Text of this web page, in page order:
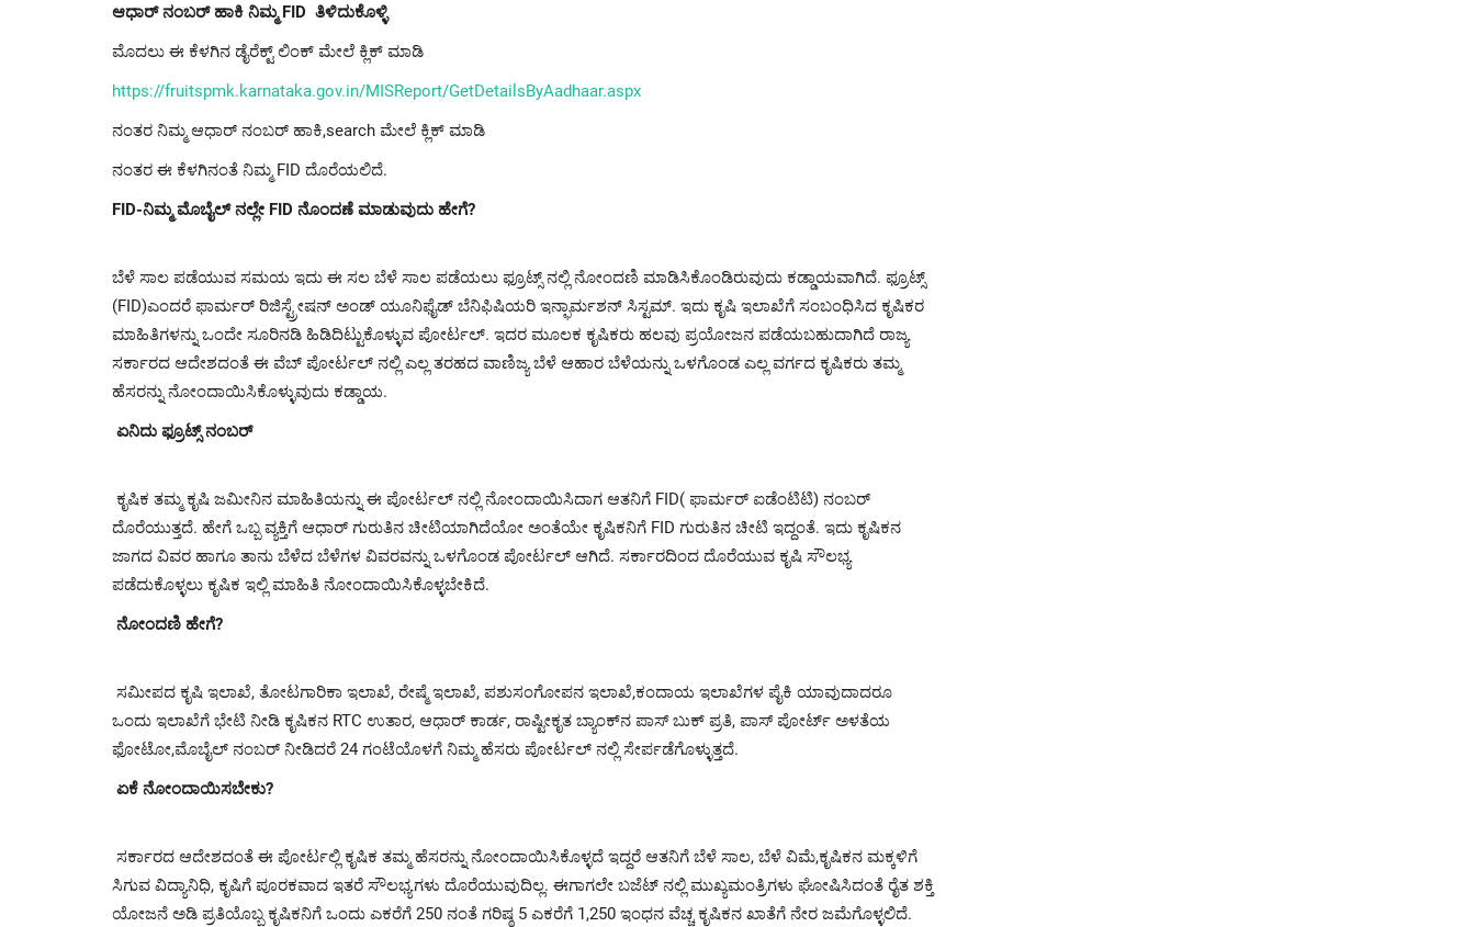
ಆಧಾರ್ ನಂಬರ್ ಹಾಕಿ ನಿಮ್ಮ FID ತಿಳಿದುಕೊಳ್ಳಿ
ಮೊದಲು ಈ ಕೆಳಗಿನ ಡೈರೆಕ್ಟ್ ಲಿಂಕ್ ಮೇಲೆ ಕ್ಲಿಕ್ ಮಾಡಿ
https://fruitspmk.karnataka.gov.in/MISReport/GetDetailsByAadhaar.aspx
ನಂತರ ನಿಮ್ಮ ಆಧಾರ್ ನಂಬರ್ ಹಾಕಿ,search ಮೇಲೆ ಕ್ಲಿಕ್ ಮಾಡಿ
ನಂತರ ಈ ಕೆಳಗಿನಂತೆ ನಿಮ್ಮ FID ದೊರೆಯಲಿದೆ.
FID-ನಿಮ್ಮ ಮೊಬೈಲ್ ನಲ್ಲೇ FID ನೊಂದಣೆ ಮಾಡುವುದು ಹೇಗೆ?
ಬೆಳೆ ಸಾಲ ಪಡೆಯುವ ಸಮಯ ಇದು ಈ ಸಲ ಬೆಳೆ ಸಾಲ ಪಡೆಯಲು ಫ್ರೂಟ್ಸ್ ನಲ್ಲಿ ನೋಂದಣಿ ಮಾಡಿಸಿಕೊಂಡಿರುವುದು ಕಡ್ಡಾಯವಾಗಿದೆ. ಫ್ರೂಟ್ಸ್
(FID)ಎಂದರೆ ಫಾರ್ಮರ್ ರಿಜಿಸ್ಟ್ರೇಷನ್ ಅಂಡ್ ಯೂನಿಫೈಡ್ ಬೆನಿಫಿಷಿಯರಿ ಇನ್ಫಾರ್ಮಶನ್ ಸಿಸ್ಟಮ್. ಇದು ಕೃಷಿ ಇಲಾಖೆಗೆ ಸಂಬಂಧಿಸಿದ ಕೃಷಿಕರ
ಮಾಹಿತಿಗಳನ್ನು ಒಂದೇ ಸೂರಿನಡಿ ಹಿಡಿದಿಟ್ಟುಕೊಳ್ಳುವ ಪೋರ್ಟಲ್. ಇದರ ಮೂಲಕ ಕೃಷಿಕರು ಹಲವು ಪ್ರಯೋಜನ ಪಡೆಯಬಹುದಾಗಿದೆ ರಾಜ್ಯ
ಸರ್ಕಾರದ ಆದೇಶದಂತೆ ಈ ವೆಬ್ ಪೋರ್ಟಲ್ ನಲ್ಲಿ ಎಲ್ಲ ತರಹದ ವಾಣಿಜ್ಯ ಬೆಳೆ ಆಹಾರ ಬೆಳೆಯನ್ನು ಒಳಗೊಂಡ ಎಲ್ಲ ವರ್ಗದ ಕೃಷಿಕರು ತಮ್ಮ
ಹೆಸರನ್ನು ನೋಂದಾಯಿಸಿಕೊಳ್ಳುವುದು ಕಡ್ಡಾಯ.
ಏನಿದು ಫ್ರೂಟ್ಸ್ ನಂಬರ್
ಕೃಷಿಕ ತಮ್ಮ ಕೃಷಿ ಜಮೀನಿನ ಮಾಹಿತಿಯನ್ನು ಈ ಪೋರ್ಟಲ್ ನಲ್ಲಿ ನೋಂದಾಯಿಸಿದಾಗ ಆತನಿಗೆ FID( ಫಾರ್ಮರ್ ಐಡೆಂಟಿಟಿ) ನಂಬರ್
ದೊರೆಯುತ್ತದೆ. ಹೇಗೆ ಒಬ್ಬ ವ್ಯಕ್ತಿಗೆ ಆಧಾರ್ ಗುರುತಿನ ಚೀಟಿಯಾಗಿದೆಯೋ ಅಂತೆಯೇ ಕೃಷಿಕನಿಗೆ FID ಗುರುತಿನ ಚೀಟಿ ಇದ್ದಂತೆ. ಇದು ಕೃಷಿಕನ
ಜಾಗದ ವಿವರ ಹಾಗೂ ತಾನು ಬೆಳೆದ ಬೆಳೆಗಳ ವಿವರವನ್ನು ಒಳಗೊಂಡ ಪೋರ್ಟಲ್ ಆಗಿದೆ. ಸರ್ಕಾರದಿಂದ ದೊರೆಯುವ ಕೃಷಿ ಸೌಲಭ್ಯ
ಪಡೆದುಕೊಳ್ಳಲು ಕೃಷಿಕ ಇಲ್ಲಿ ಮಾಹಿತಿ ನೋಂದಾಯಿಸಿಕೊಳ್ಳಬೇಕಿದೆ.
ನೋಂದಣಿ ಹೇಗೆ?
ಸಮೀಪದ ಕೃಷಿ ಇಲಾಖೆ, ತೋಟಗಾರಿಕಾ ಇಲಾಖೆ, ರೇಷ್ಮೆ ಇಲಾಖೆ, ಪಶುಸಂಗೋಪನ ಇಲಾಖೆ,ಕಂದಾಯ ಇಲಾಖೆಗಳ ಪೈಕಿ ಯಾವುದಾದರೂ
ಒಂದು ಇಲಾಖೆಗೆ ಭೇಟಿ ನೀಡಿ ಕೃಷಿಕನ RTC ಉತಾರ, ಆಧಾರ್ ಕಾರ್ಡ, ರಾಷ್ಟೀಕೃತ ಬ್ಯಾಂಕ್‍ನ ಪಾಸ್ ಬುಕ್ ಪ್ರತಿ, ಪಾಸ್ ಪೋರ್ಟ್ ಅಳತೆಯ
ಫೋಟೋ,ಮೊಬೈಲ್ ನಂಬರ್ ನೀಡಿದರೆ 24 ಗಂಟೆಯೊಳಗೆ ನಿಮ್ಮ ಹೆಸರು ಪೋರ್ಟಲ್ ನಲ್ಲಿ ಸೇರ್ಪಡೆಗೊಳ್ಳುತ್ತದೆ.
ಏಕೆ ನೋಂದಾಯಿಸಬೇಕು?
ಸರ್ಕಾರದ ಆದೇಶದಂತೆ ಈ ಪೋರ್ಟಲ್ಲಿ ಕೃಷಿಕ ತಮ್ಮ ಹೆಸರನ್ನು ನೋಂದಾಯಿಸಿಕೊಳ್ಳದೆ ಇದ್ದರೆ ಆತನಿಗೆ ಬೆಳೆ ಸಾಲ, ಬೆಳೆ ವಿಮೆ,ಕೃಷಿಕನ ಮಕ್ಕಳಿಗೆ
ಸಿಗುವ ವಿದ್ಯಾನಿಧಿ, ಕೃಷಿಗೆ ಪೂರಕವಾದ ಇತರೆ ಸೌಲಭ್ಯಗಳು ದೊರೆಯುವುದಿಲ್ಲ. ಈಗಾಗಲೇ ಬಜೆಟ್ ನಲ್ಲಿ ಮುಖ್ಯಮಂತ್ರಿಗಳು ಘೋಷಿಸಿದಂತೆ ರೈತ ಶಕ್ತಿ
ಯೋಜನೆ ಅಡಿ ಪ್ರತಿಯೊಬ್ಬ ಕೃಷಿಕನಿಗೆ ಒಂದು ಎಕರೆಗೆ 250 ನಂತೆ ಗರಿಷ್ಠ 5 ಎಕರೆಗೆ 1,250 ಇಂಧನ ವೆಚ್ಚ ಕೃಷಿಕನ ಖಾತೆಗೆ ನೇರ ಜಮೆಗೊಳ್ಳಲಿದೆ.